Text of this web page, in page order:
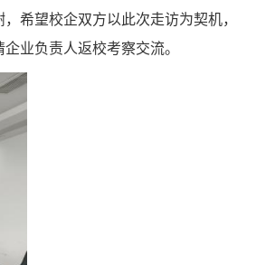
希望校企双方以此次走访为契机，
业负责人返校考察交流。